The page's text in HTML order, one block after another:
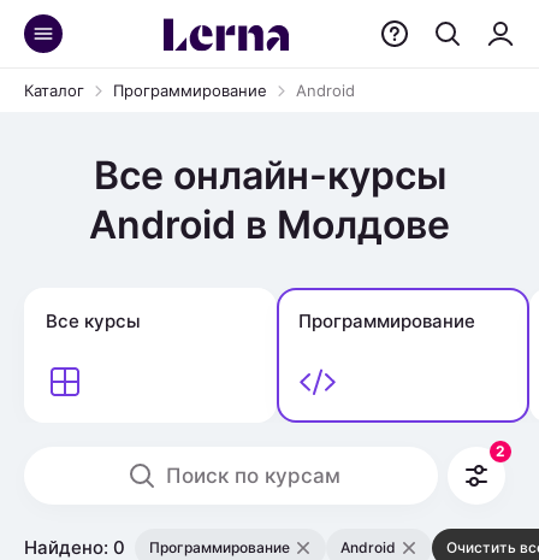
Каталог Программирование Android
Все онлайн-курсы
Android в Молдове
Все курсы Программирование
Поиск по курсам
2
Найдено: 0 Программирование Android Очистить